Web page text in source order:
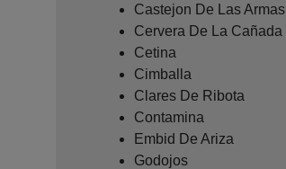
Castejon De Las Armas
Cervera De La Cañada
Cetina
Cimballa
Clares De Ribota
Contamina
Embid De Ariza
Godojos